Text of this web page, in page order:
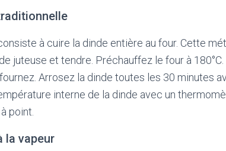
à cuire la dinde entière au four. Cette
juteuse et tendre. Préchauffez le four à
Arrosez la dinde toutes les 30 minutes
interne de la dinde avec un
point.
la vapeur